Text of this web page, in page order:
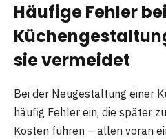
Häufige Fehler
sie vermeidet
Bei der Neugestaltung einer
häufig Fehler ein, die später
Kosten führen – allen voran